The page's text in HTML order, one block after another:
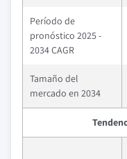
Período de
pronóstico 2025 -
2034 CAGR
Tamaño del
mercado en 2034